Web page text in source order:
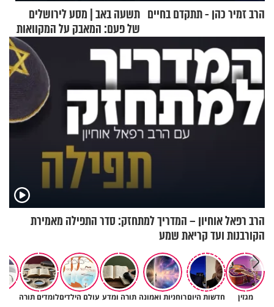
הרב זמיר כהן - תתקדם בחיים תשעה באב | מסע לירושלים
של פעם: המאבק על המקוואות
הרב רפאל אוחיון – המדריך למתחזק: סדר התפילה מאמירת
הקורבנות ועד קריאת שמע
מגזין חדשות היוםרוחניות ואמונה תורה ומדע עולם הילדיםלומדים תורה